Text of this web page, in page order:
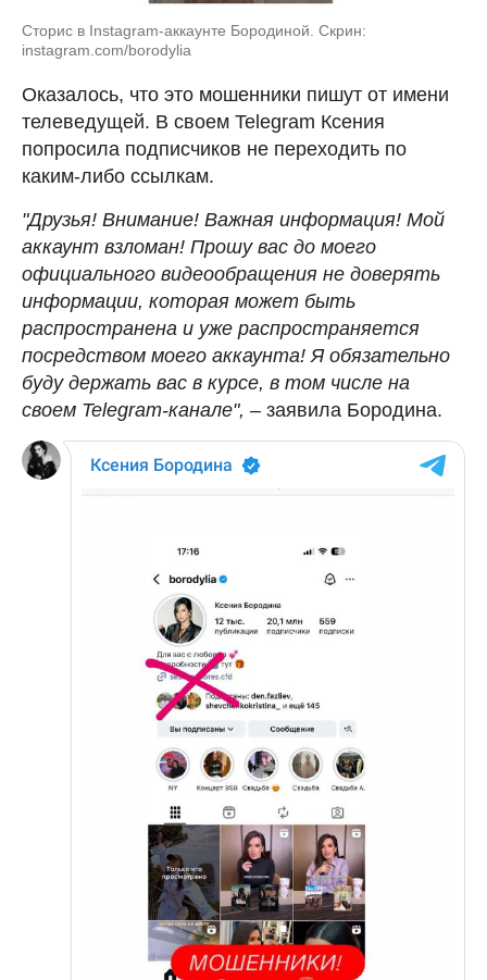
Сторис в Instagram-аккаунте Бородиной. Скрин:
instagram.com/borodylia
Оказалось, что это мошенники пишут от имени
телеведущей. В своем Telegram Ксения
попросила подписчиков не переходить по
каким-либо ссылкам.
"Друзья! Внимание! Важная информация! Мой
аккаунт взломан! Прошу вас до моего
официального видеообращения не доверять
информации, которая может быть
распространена и уже распространяется
посредством моего аккаунта! Я обязательно
буду держать вас в курсе, в том числе на
своем Telegram-канале", – заявила Бородина.